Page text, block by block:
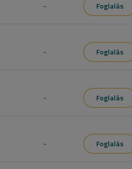
~ Foglalás
~ Foglalás
~ Foglalás
~ Foglalás